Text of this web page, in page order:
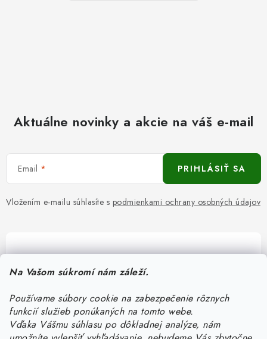
Na Vašom súkromí nám záleží.
Používame súbory cookie na zabezpečenie rôznych
funkcií služieb ponúkaných na tomto webe.
Vďaka Vášmu súhlasu po dôkladnej analýze, nám
Aktuálne novinky a akcie na váš e-mail
Email
Vložením e-mailu súhlasíte s podmienkami ochrany osobných údajov
PRIHLÁSIŤ SA
Pomôžeme vám s výberom
Potrebujete s niečím poradiť? Sme tu pre vás!
objednavky@kurin.sk
0950456469